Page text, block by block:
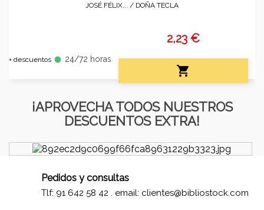
JOSÉ FÉLIX... / DOÑA TECLA
+ descuentos fiber_manual_record 24/72 horas
2,23 €

¡APROVECHA TODOS NUESTROS
DESCUENTOS EXTRA!
Pedidos y consultas
Tlf: 91 642 58 42 . email: clientes@bibliostock.com